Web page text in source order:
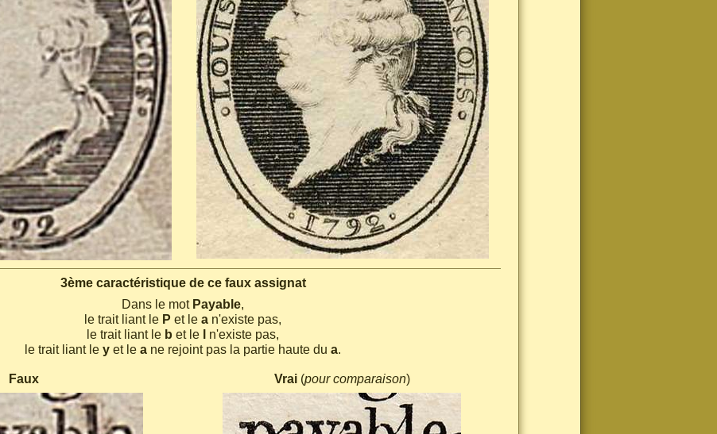
3ème caractéristique de ce faux assignat
Dans le mot Payable,
le trait liant le P et le a n'existe pas,
le trait liant le b et le
n'existe pas,
le trait liant le y et le a ne rejoint pas la partie haute du a.
Faux Vrai(pour comparaison)